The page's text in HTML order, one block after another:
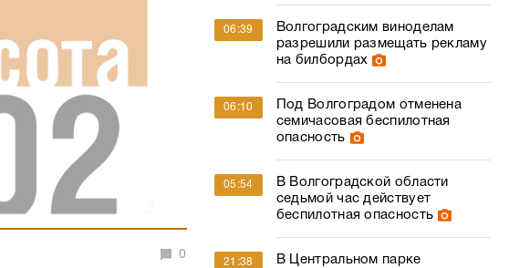
0
06:39
Волгоградским виноделам
разрешили размещать рекламу
на билбордах
06:10
Под Волгоградом отменена
семичасовая беспилотная
опасность
05:54
В Волгоградской области
седьмой час действует
беспилотная опасность
21:38
В Центральном парке